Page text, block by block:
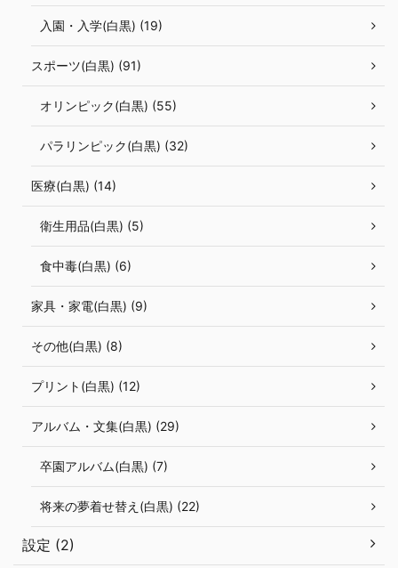
入園・入学(白黒) (19)
スポーツ(白黒) (91)
オリンピック(白黒) (55)
パラリンピック(白黒) (32)
医療(白黒) (14)
衛生用品(白黒) (5)
食中毒(白黒) (6)
家具・家電(白黒) (9)
その他(白黒) (8)
プリント(白黒) (12)
アルバム・文集(白黒) (29)
卒園アルバム(白黒) (7)
将来の夢着せ替え(白黒) (22)
設定 (2)